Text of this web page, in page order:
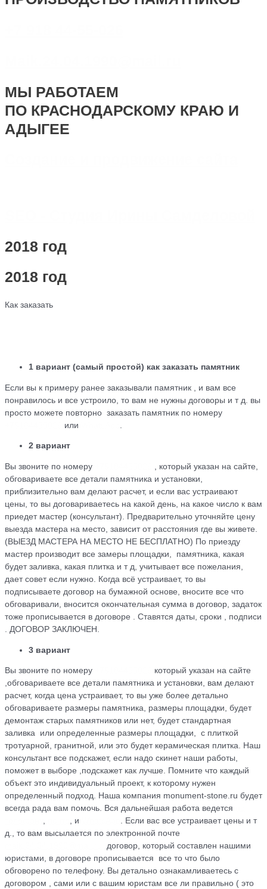
МЫ РАБОТАЕМ
ПО КРАСНОДАРСКОМУ КРАЮ И
АДЫГЕЕ
2018 год
2018 год
Как заказать
1 вариант (самый простой) как заказать памятник
Если вы к примеру ранее заказывали памятник , и вам все
понравилось и все устроило, то вам не нужны договоры и т д. вы
просто можете повторно заказать памятник по номеру
или
2 вариант
Вы звоните по номеру
, который указан на сайте,
обговариваете все детали памятника и установки,
приблизительно вам делают расчет, и если вас устраивают
цены, то вы договариваетесь на какой день, на какое число к вам
приедет мастер (консультант). Предварительно уточняйте цену
выезда мастера на место, зависит от расстояния где вы живете.
(ВЫЕЗД МАСТЕРА НА МЕСТО НЕ БЕСПЛАТНО) По приезду
мастер производит все замеры площадки, памятника, какая
будет заливка, какая плитка и т д, учитывает все пожелания,
дает совет если нужно. Когда всё устраивает, то вы
подписываете договор на бумажной основе, вносите все что
обговаривали, вносится окончательная сумма в договор, задаток
тоже прописывается в договоре . Ставятся даты, сроки , подписи
. ДОГОВОР ЗАКЛЮЧЕН.
3 вариант
Вы звоните по номеру
который указан на сайте
,обговариваете все детали памятника и установки, вам делают
расчет, когда цена устраивает, то вы уже более детально
обговариваете размеры памятника, размеры площадки, будет
демонтаж старых памятников или нет, будет стандартная
заливка или определенные размеры площадки, с плиткой
тротуарной, гранитной, или это будет керамическая плитка. Наш
консультант все подскажет, если надо скинет наши работы,
поможет в выборе ,подскажет как лучше. Помните что каждый
объект это индивидуальный проект, к которому нужен
определенный подход. Наша компания monument-stone.ru будет
всегда рада вам помочь. Вся дальнейшая работа ведется
, , и
. Если вас все устраивает цены и т
д., то вам высылается по электронной почте
договор, который cоставлен нашими
юристами, в договоре прописывается все то что было
обговорено по телефону. Вы детально ознакамливаетесь с
договором , сами или с вашим юристам все ли правильно ( это